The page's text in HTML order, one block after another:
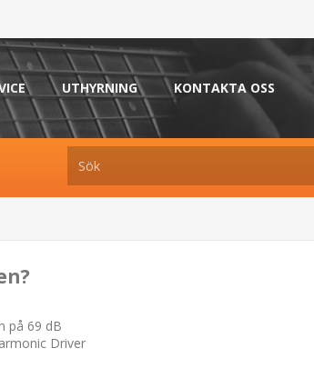
UTHYRNING KONTAKTA OSS
på 69 dB
Driver